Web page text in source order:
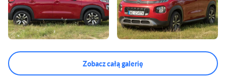
Zobacz całą galerię